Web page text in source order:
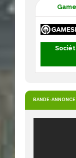
BANDE-ANNONCE